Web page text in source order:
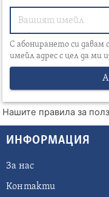
С абонирането си давам
имейл адрес с цел да ми
Нашите правила за
ИНФОРМАЦИЯ
За нас
Контакти